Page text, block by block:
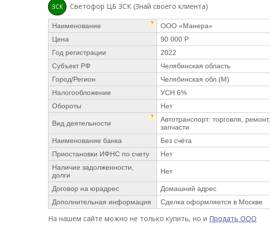
ЗСК Светофор ЦБ ЗСК (Знай своего клиента)
Наименование ?
ООО «Манера»
Цена
90 000 Р
Год регистрации
2022
Субъект РФ
Челябинская область
Город/Регион
Челябинская обл.(М)
Налогообложение
УСН 6%
Обороты
Нет
Вид деятельности
?
Автотранспорт: торговля, ремонт,
запчасти
Наименование банка
Без счёта
Приостановки ИФНС по счету
Нет
Наличие задолженности,
долги
Нет
Договор на юрадрес
Домашний адрес
Дополнительная информация
Сделка оформляется в Москве
На нашем сайте можно не только купить, но и Продать ООО